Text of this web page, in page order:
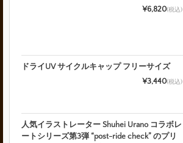
¥6,820(税込)
ドライUV サイクルキャップ フリーサイズ
¥3,440(税込)
人気イラストレーター Shuhei Urano コラボレ
ートシリーズ第3弾 “post-ride check” のプリ